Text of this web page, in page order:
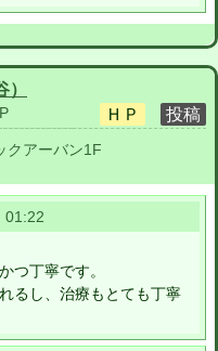
P
アーバン1F
つ丁寧です。
るし、治療もとても丁寧